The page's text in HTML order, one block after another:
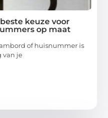
keuze voor
op maat
of huisnummer is
van je